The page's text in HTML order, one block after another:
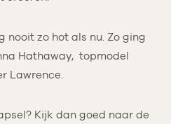
nooit zo hot als nu. Zo ging
Hathaway, topmodel
Lawrence.
Kijk dan goed naar de